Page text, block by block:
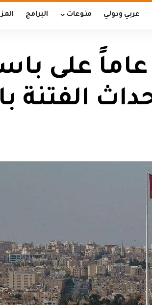
عربي ودولي منوعات البرامج
الحكم بالسجن 15
الفتنة